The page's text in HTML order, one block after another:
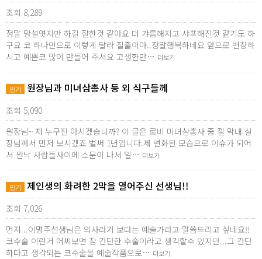
조회 8,289
정말 망설엿지만 하길 잘한것 같아요 더 갸름해지고 샤프해진것 같기도 하
구요 코 하나만으로 이렇게 달라 질줄이야..정말행복하네요 앞으로 번창하
시고 예쁜코 많이 만들어 주셔요 고생한만… 더보기
인기 원장님과 미녀삼총사 등 외 식구들께
조회 5,090
원장님~ 저 누구진 아시겠습니까? 이 글은 로비 미녀삼총사 중 젤 막내 실
장님께서 먼저 보시겠죠 벌써 1년입니다.제 변화된 모습으로 이슈가 되어
서 원낙 사람들사이에 소문이 나서 일… 더보기
인기 제인생의 화려한 2막을 열어주신 선생님!!
조회 7,026
먼저...이명주선생님은 의사라기 보다는 예술가라고 말씀드리고 싶네요!!
코수술 이란거 어찌보면 참 간단한 수술이라고 생각할수 있지만...그 간단
하다고 생각되는 코수술을 예술작품으로… 더보기